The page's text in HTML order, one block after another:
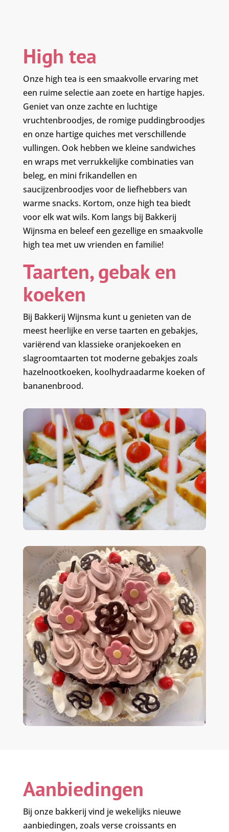
High tea
Onze high tea is een smaakvolle ervaring met
een ruime selectie aan zoete en hartige hapjes.
Geniet van onze zachte en luchtige
vruchtenbroodjes, de romige puddingbroodjes
en onze hartige quiches met verschillende
vullingen. Ook hebben we kleine sandwiches
en wraps met verrukkelijke combinaties van
beleg, en mini frikandellen en
saucijzenbroodjes voor de liefhebbers van
warme snacks. Kortom, onze high tea biedt
voor elk wat wils. Kom langs bij Bakkerij
Wijnsma en beleef een gezellige en smaakvolle
high tea met uw vrienden en familie!
Taarten, gebak en
koeken
Bij Bakkerij Wijnsma kunt u genieten van de
meest heerlijke en verse taarten en gebakjes,
variërend van klassieke oranjekoeken en
slagroomtaarten tot moderne gebakjes zoals
hazelnootkoeken, koolhydraadarme koeken of
bananenbrood.
Aanbiedingen
Bij onze bakkerij vind je wekelijks nieuwe
aanbiedingen, zoals verse croissants en